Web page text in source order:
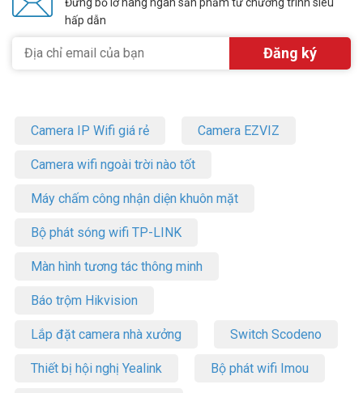
hấp dẫn
Camera IP Wifi giá rẻ Camera EZVIZ
Camera wifi ngoài trời nào tốt
Máy chấm công nhận diện khuôn mặt
Bộ phát sóng wifi TP-LINK
Màn hình tương tác thông minh
Báo trộm Hikvision
Lắp đặt camera nhà xưởng Switch Scodeno
Thiết bị hội nghị Yealink Bộ phát wifi Imou